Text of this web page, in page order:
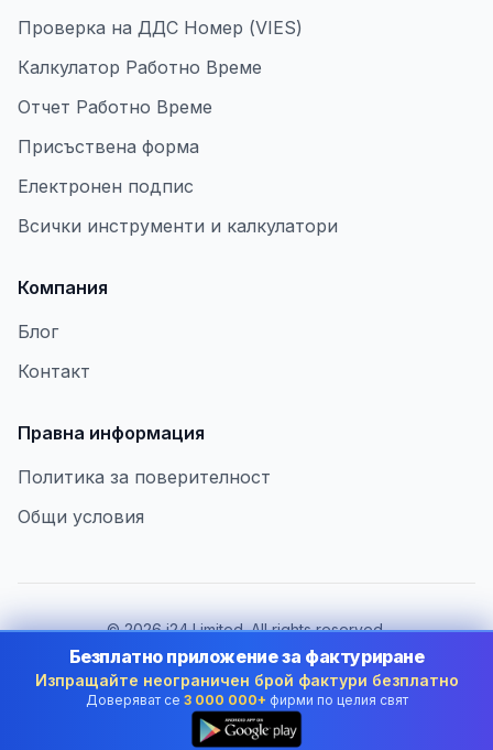
Проверка на ДДС Номер (VIES)
Калкулатор Работно Време
Отчет Работно Време
Присъствена форма
Електронен подпис
Всички инструменти и калкулатори
Компания
Блог
Контакт
Правна информация
Политика за поверителност
Общи условия
©2026i24 Limited. All rights reserved.
В услуга на бизнеса в Bulgaria
Смяна на държава:
Bulgaria
Безплатно приложение за фактуриране
Изпращайте неограничен брой фактури безплатно
Доверяват се 3 000 000+ фирми по целия свят